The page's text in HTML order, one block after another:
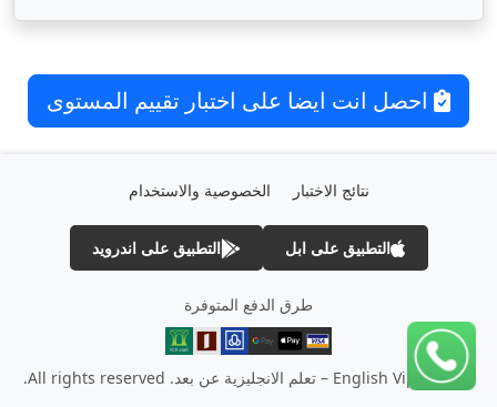
احصل انت ايضا على اختبار تقييم المستوى
نتائج الاختبار الخصوصية والاستخدام
التطبيق على ابل التطبيق على اندرويد
طرق الدفع المتوفرة
© 2026 English Vip – تعلم الانجليزية عن بعد. All rights reserved.